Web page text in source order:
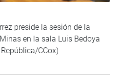
preside la sesión de la
en la sala Luis Bedoya
CCox)